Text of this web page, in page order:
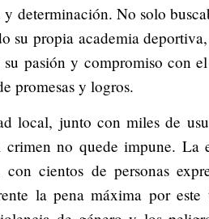
y determinación. No solo
su propia academia
su pasión y compromiso con
promesas y logros.
local, junto con miles de
no quede impune. La
con cientos de personas
la pena máxima por